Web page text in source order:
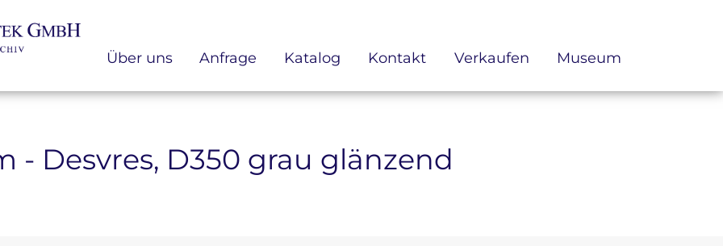
Über uns Anfrage Katalog Kontakt Verkaufen Museum
- Desvres, D350 grau glänzend